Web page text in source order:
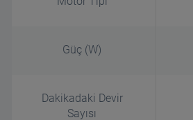
Güç (W)
Dakikadaki Devir
Sayısı